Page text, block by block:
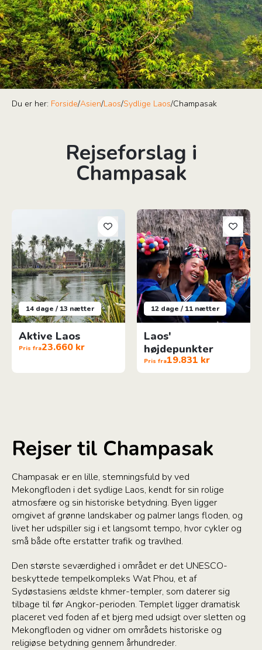
Du er her: Forside/Asien/Laos/Sydlige Laos/Champasak
Rejseforslag i
Champasak
14 dage / 13 nætter
Aktive Laos
Pris fra23.660 kr
12 dage / 11 nætter
Laos'
højdepunkter
Pris fra19.831 kr
Laos' højdepunkter
Rejser til Champasak
Champasak er en lille, stemningsfuld by ved
Mekongfloden i det sydlige Laos, kendt for sin rolige
atmosfære og sin historiske betydning. Byen ligger
omgivet af grønne landskaber og palmer langs floden, og
livet her udspiller sig i et langsomt tempo, hvor cykler og
små både ofte erstatter trafik og travlhed.
Den største seværdighed i området er det UNESCO-
beskyttede tempelkompleks Wat Phou, et af
Sydøstasiens ældste khmer-templer, som daterer sig
tilbage til før Angkor-perioden. Templet ligger dramatisk
placeret ved foden af et bjerg med udsigt over sletten og
Mekongfloden og vidner om områdets historiske og
religiøse betydning gennem århundreder.